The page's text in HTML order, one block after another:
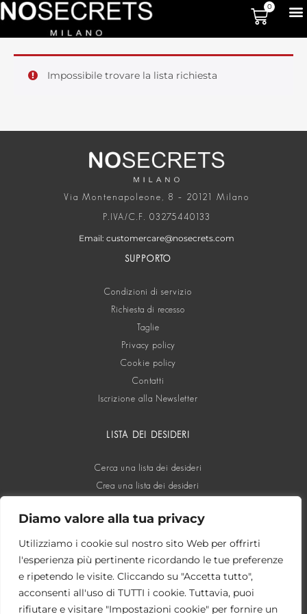
Diamo valore alla tua privacy
Utilizziamo i cookie sul nostro sito Web per offrirti
l'esperienza più pertinente ricordando le tue preferenze
e ripetendo le visite. Cliccando su "Accetta tutto",
acconsenti all'uso di TUTTI i cookie. Tuttavia, puoi
rifiutare e visitare "Impostazioni cookie" per fornire un
0
Impossibile trovare la lista richiesta
Via Montenapoleone, 8 – 20121 Milano
P.IVA/C.F. 03275440133
Email: customercare@nosecrets.com
SUPPORTO
Condizioni di servizio
Richiesta di recesso
Taglie
Privacy policy
Cookie policy
Contatti
Iscrizione alla Newsletter
LISTA DEI DESIDERI
Cerca una lista dei desideri
Crea una lista dei desideri
SOCIAL